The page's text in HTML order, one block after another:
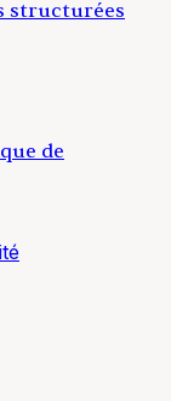
structurées
de